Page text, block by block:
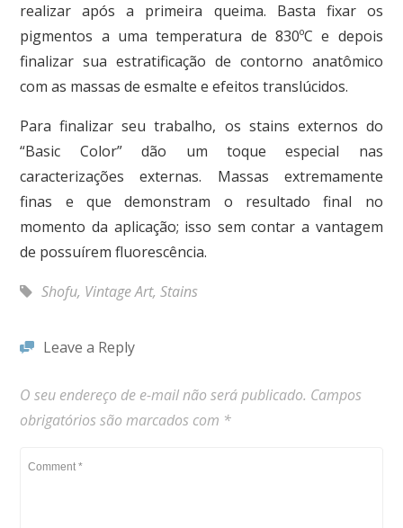
realizar após a primeira queima. Basta fixar os
pigmentos a uma temperatura de 830ºC e depois
finalizar sua estratificação de contorno anatômico
com as massas de esmalte e efeitos translúcidos.
Para finalizar seu trabalho, os stains externos do
“Basic Color” dão um toque especial nas
caracterizações externas. Massas extremamente
finas e que demonstram o resultado final no
momento da aplicação; isso sem contar a vantagem
de possuírem fluorescência.
Shofu, Vintage Art,Stains
Leave a Reply
O seu endereço de e-mail não será publicado. Campos
obrigatórios são marcados com *